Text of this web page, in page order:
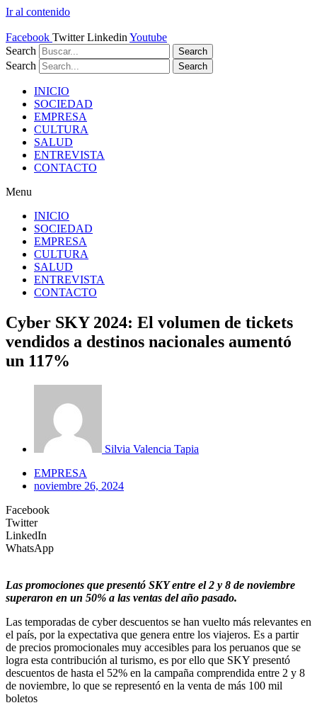
Ir al contenido
Facebook Twitter Linkedin Youtube
Search
Search
Search Search
INICIO
SOCIEDAD
EMPRESA
CULTURA
SALUD
ENTREVISTA
CONTACTO
Menu
INICIO
SOCIEDAD
EMPRESA
CULTURA
SALUD
ENTREVISTA
CONTACTO
Cyber SKY 2024: El volumen de tickets
vendidos a destinos nacionales aumentó
un 117%
Silvia Valencia Tapia
EMPRESA
noviembre 26, 2024
Facebook
Twitter
LinkedIn
WhatsApp
Las promociones que presentó SKY entre el 2 y 8 de noviembre
superaron en un 50% a las ventas del año pasado.
Las temporadas de cyber descuentos se han vuelto más relevantes en
el país, por la expectativa que genera entre los viajeros. Es a partir
de precios promocionales muy accesibles para los peruanos que se
logra esta contribución al turismo, es por ello que SKY presentó
descuentos de hasta el 52% en la campaña comprendida entre 2 y 8
de noviembre, lo que se representó en la venta de más 100 mil
boletos